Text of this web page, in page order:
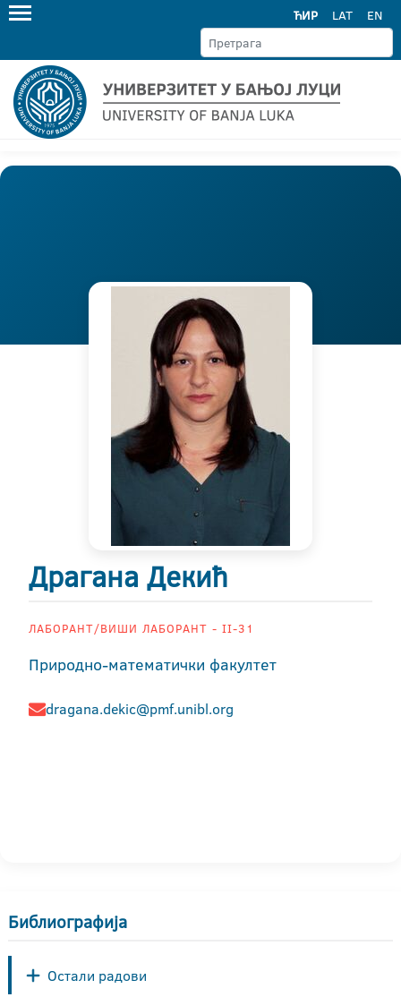
ЋИР LAT EN
Драгана Декић
ЛАБОРАНТ/ВИШИ ЛАБОРАНТ - II-31
Природно-математички факултет
dragana.dekic@pmf.unibl.org
Библиографија
Остали радови